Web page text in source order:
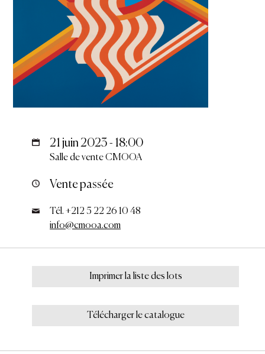
21 juin 2023 - 18:00
Salle de vente CMOOA
Vente passée
Tél. +212 5 22 26 10 48
info@cmooa.com
Imprimer la liste des lots
Télécharger le catalogue